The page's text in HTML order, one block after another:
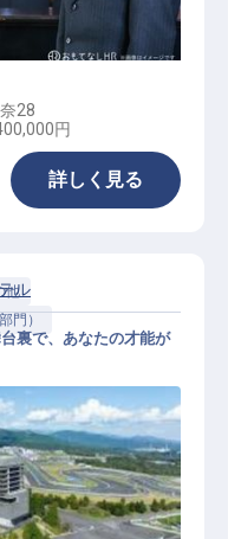
補
28
円
詳しく見る
他
門）
ル
裏で、あなたの才能が